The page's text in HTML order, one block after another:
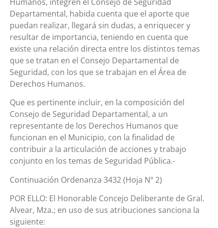
Departamental, habida cuenta que el aporte que
puedan realizar, llegará sin dudas, a enriquecer y
resultar de importancia, teniendo en cuenta que
existe una relación directa entre los distintos temas
que se tratan en el Consejo Departamental de
Seguridad, con los que se trabajan en el Área de
Derechos Humanos.
Que es pertinente incluir, en la composición del
Consejo de Seguridad Departamental, a un
representante de los Derechos Humanos que
funcionan en el Municipio, con la finalidad de
contribuir a la articulación de acciones y trabajo
conjunto en los temas de Seguridad Pública.-
Continuación Ordenanza 3432 (Hoja Nº 2)
POR ELLO: El Honorable Concejo Deliberante de Gral.
Alvear, Mza.; en uso de sus atribuciones sanciona la
siguiente: